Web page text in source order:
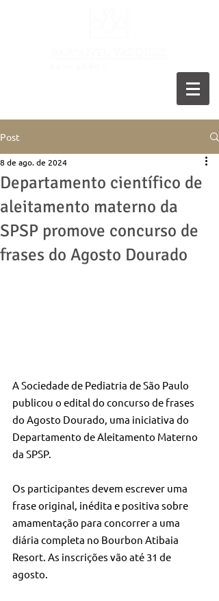
Post
Departamento científico de
aleitamento materno da
SPSP promove concurso de
frases do Agosto Dourado
8 de ago. de 2024
A Sociedade de Pediatria de São Paulo
publicou o edital do concurso de frases
do Agosto Dourado, uma iniciativa do
Departamento de Aleitamento Materno
da SPSP.
Os participantes devem escrever uma
frase original, inédita e positiva sobre
amamentação para concorrer a uma
diária completa no Bourbon Atibaia
Resort. As inscrições vão até 31 de
agosto.